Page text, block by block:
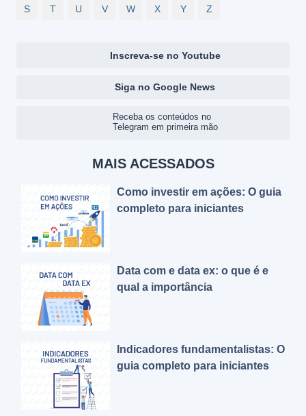
S T U V W X Y Z
Inscreva-se no Youtube
Siga no Google News
Receba os conteúdos no
Telegram em primeira mão
MAIS ACESSADOS
Como investir em ações: O guia
completo para iniciantes
Data com e data ex: o que é e
qual a importância
Indicadores fundamentalistas: O
guia completo para iniciantes